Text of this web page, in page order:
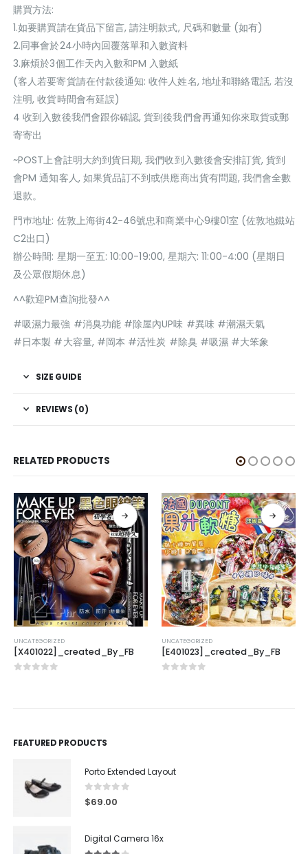
購買方法:
1.如要購買請在貨品下留言, 請注明款式, 尺碼和數量 (如有)
2.同事會於24小時內回覆落單和入數資料
3.麻煩於3個工作天內入數和PM 入數紙
(客人若要寄貨請在付款後通知: 收件人姓名, 地址和聯絡電話, 若沒
注明, 收貨時間會有延誤)
4 收到入數後我們會跟你確認, 貨到後我們會再通知你來取貨或郵
寄寄出
~POST上會註明大約到貨日期, 我們收到入數後會安排訂貨, 貨到
會PM 通知客人, 如果貨品訂不到或供應商出貨有問題, 我們會全數
退款。
門巿地址: 佐敦上海街42-46號忠和商業中心9樓01室 (佐敦地鐵站
C2出口)
辦公時間: 星期一至五: 10:00-19:00, 星期六: 11:00-4:00 (星期日
及公眾假期休息)
^^歡迎PM查詢批發^^
#吸濕力最強 #消臭功能 #除屋內UP味 #異味 #潮濕天氣
#日本製 #大容量, #岡本 #活性炭 #除臭 #吸濕 #大笨象
SIZE GUIDE
REVIEWS (0)
RELATED PRODUCTS
UNCATEGORIZED
[X401022]_created_By_FB
UNCATEGORIZED
[E401023]_created_By_FB
FEATURED PRODUCTS
Porto Extended Layout
0 out of 5
$69.00
Digital Camera 16x